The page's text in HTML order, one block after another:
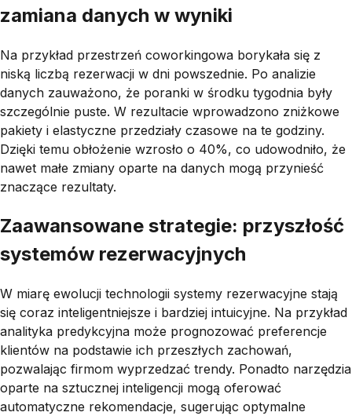
zamiana danych w wyniki
Na przykład przestrzeń coworkingowa borykała się z
niską liczbą rezerwacji w dni powszednie. Po analizie
danych zauważono, że poranki w środku tygodnia były
szczególnie puste. W rezultacie wprowadzono zniżkowe
pakiety i elastyczne przedziały czasowe na te godziny.
Dzięki temu obłożenie wzrosło o 40%, co udowodniło, że
nawet małe zmiany oparte na danych mogą przynieść
znaczące rezultaty.
Zaawansowane strategie: przyszłość
systemów rezerwacyjnych
W miarę ewolucji technologii systemy rezerwacyjne stają
się coraz inteligentniejsze i bardziej intuicyjne. Na przykład
analityka predykcyjna może prognozować preferencje
klientów na podstawie ich przeszłych zachowań,
pozwalając firmom wyprzedzać trendy. Ponadto narzędzia
oparte na sztucznej inteligencji mogą oferować
automatyczne rekomendacje, sugerując optymalne